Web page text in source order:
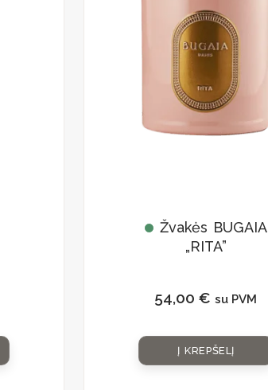
Žvakės BUGAIA
„RITA”
54,00€ su PVM
Į KREPŠELĮ